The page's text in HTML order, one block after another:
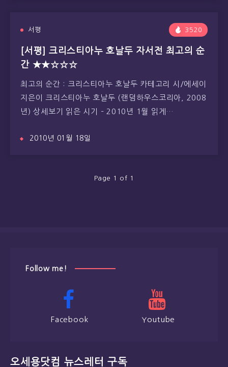
서평 3520
[서평] 크리스티아누 호날두 자서전 최고의 순
간 ★★☆☆☆
최고의 순간 : 크리스티아누 호날두 카테고리 시/에세이
지은이 크리스티아누 호날두 (랜덤하우스코리아, 2008
년) 상세보기 읽은 시기 – 2010년 1월 읽게…
2010년 01월 18일
Page 1 of 1
Follow me!
Facebook Youtube
오세용닷컴 뉴스레터 구독